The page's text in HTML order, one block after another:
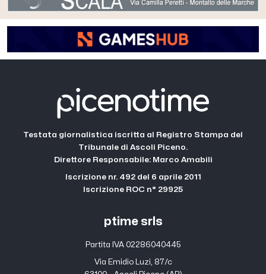
Testata giornalistica iscritta al Registro Stampa del
Tribunale di Ascoli Piceno.
Direttore Responsabile: Marco Amabili
Iscrizione nr. 492 del 6 aprile 2011
Iscrizione ROC n° 29925
ptime srls
Partita IVA 02286040445
Via Emidio Luzi, 87/c